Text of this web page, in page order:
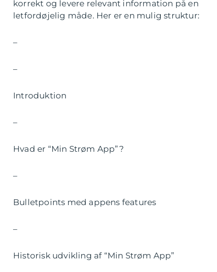
korrekt og levere relevant information på en
letfordøjelig måde. Her er en mulig struktur:
–
–
Introduktion
–
Hvad er “Min Strøm App”?
–
Bulletpoints med appens features
–
Historisk udvikling af “Min Strøm App”